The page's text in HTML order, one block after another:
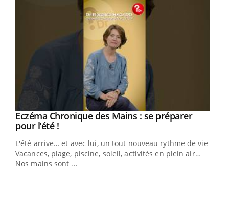
Youtube
Eczéma Chronique des Mains : se préparer
pour l’été !Youtube
L'été arrive… et avec lui, un tout nouveau rythme de vie !
Vacances, plage, piscine, soleil, activités en plein air…
Nos mains sont ...